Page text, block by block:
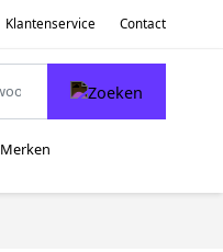
Klantenservice Contact
Merken